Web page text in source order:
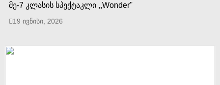
მე-7 კლასის სპექტაკლი ,,Wonder''
19 ივნისი, 2026